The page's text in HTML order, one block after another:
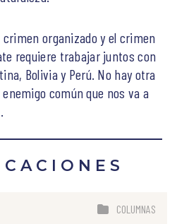
crimen organizado y el crimen
requiere trabajar juntos con
Bolivia y Perú. No hay otra
común que nos va a
COLUMNAS